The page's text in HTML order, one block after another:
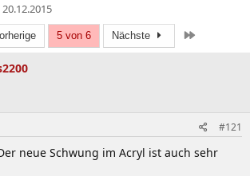
E
r
s
t
e
m
20.12.2015
5 von 6 Nächste
#121
neue Schwung im Acryl ist auch sehr